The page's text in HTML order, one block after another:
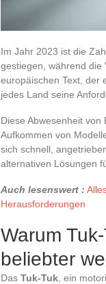
Im Jahr 2023 ist die
gestiegen, während die
europäischen Text, der
jedes Land seine
Diese Abwesenheit
Aufkommen von
sich schnell,
alternativen Lösungen
Auch lesenswert :
Herausforderungen
Warum
beliebter
Das Tuk-Tuk , ein